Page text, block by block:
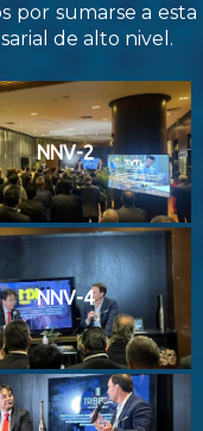
por sumarse a esta
de alto nivel.
NNV-2
NNV-4